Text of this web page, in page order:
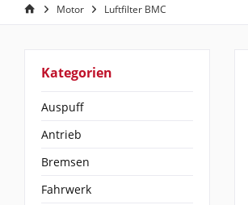
Motor Luftfilter BMC
Kategorien
Auspuff
Antrieb
Bremsen
Fahrwerk